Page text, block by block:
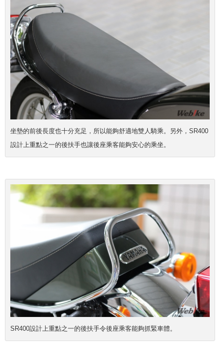
坐墊的前後長度也十分充足，所以能夠舒適地雙人騎乘。另外，SR400
設計上重點之一的後扶手也讓後座乘客能夠安心的乘坐。
SR400設計上重點之一的後扶手令後座乘客能夠抓緊車體。